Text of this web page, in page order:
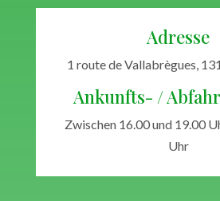
Adresse
1 route de Vallabrègues,
Ankunfts- /
Zwischen 16.00 und 19.00
Uhr